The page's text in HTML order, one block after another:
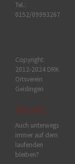
Tel.:
0152/09993267
Copyright:
2012-2024 DRK
Ortsverein
Geislingen
SOCIAL
Auch unterwegs
immer auf dem
laufenden
bleiben?